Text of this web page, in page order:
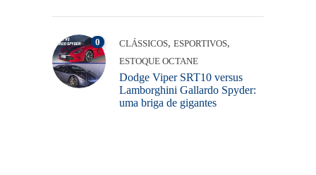
0 CLÁSSICOS, ESPORTIVOS,
ESTOQUE OCTANE
Dodge Viper SRT10 versus
Lamborghini Gallardo Spyder:
uma briga de gigantes